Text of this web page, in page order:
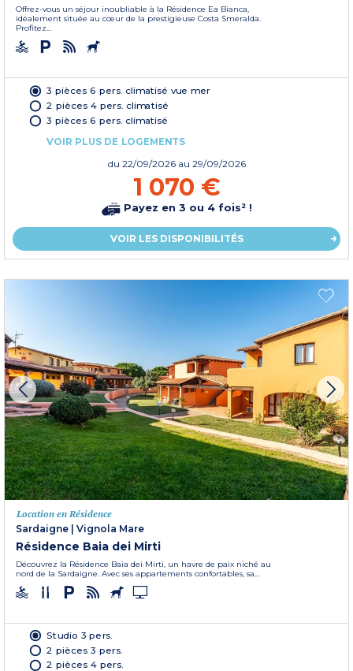
Offrez-vous un séjour inoubliable à la Résidence Ea Bianca,
idéalement située au cœur de la prestigieuse Costa Smeralda.
Profitez...
3 pièces 6 pers. climatisé vue mer
2 pièces 4 pers. climatisé
3 pièces 6 pers. climatisé
VOIR PLUS DE LOGEMENTS
du 22/09/2026 au 29/09/2026
1 070 €
Payez en 3 ou 4 fois² !
VOIR LES DISPONIBILITÉS
Location en Résidence
Sardaigne | Vignola Mare
Résidence Baia dei Mirti
Découvrez la Résidence Baia dei Mirti, un havre de paix niché au
nord de la Sardaigne. Avec ses appartements confortables, sa...
Studio 3 pers.
2 pièces 3 pers.
2 pièces 4 pers.